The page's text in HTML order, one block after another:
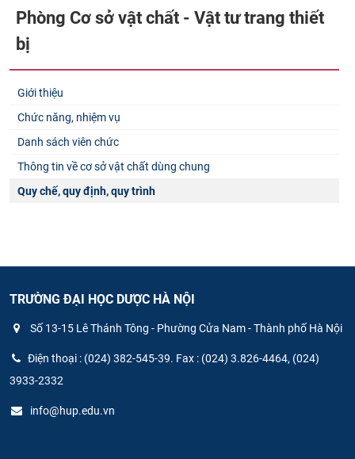
Phòng Cơ sở vật chất - Vật tư trang thiết
bị
Giới thiệu
Chức năng, nhiệm vụ
Danh sách viên chức
Thông tin về cơ sở vật chất dùng chung
Quy chế, quy định, quy trình
TRƯỜNG ĐẠI HỌC DƯỢC HÀ NỘI
Số 13-15 Lê Thánh Tông - Phường Cửa Nam - Thành phố Hà Nội
Điện thoại : (024) 382-545-39. Fax : (024) 3.826-4464, (024)
3933-2332
info@hup.edu.vn